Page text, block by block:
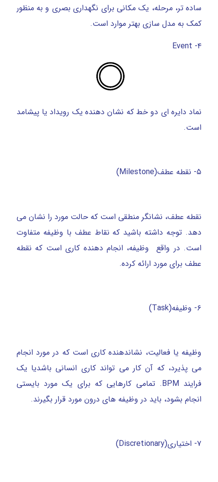
ساده تر، مرحله، یک مکانی برای نگهداری بصری و به منظور
کمک به مدل سازی بهتر موارد است.
۴- Event
نماد دایره ای دو خط که نشان دهنده یک رویداد یا پیشامد
است.
۵- نقطه عطف(Milestone)
نقطه عطف، نشانگر منطقی است که حالت مورد را نشان می
دهد. توجه داشته باشید که نقاط عطف با وظیفه متفاوت
است. در واقع وظیفه، انجام دهنده کاری است که نقطه
عطف برای مورد ارائه کرده.
۶- وظیفه(Task)
وظیفه یا فعالیت، نشاندهنده کاری است که در مورد انجام
می پذیرد، که آن کار می تواند کاری انسانی باشدیا یک
فرایند BPM. تمامی کارهایی که برای یک مورد بایستی
انجام بشود، باید در وظیفه های درون مورد قرار بگیرند.
۷- اختیاری(Discretionary)